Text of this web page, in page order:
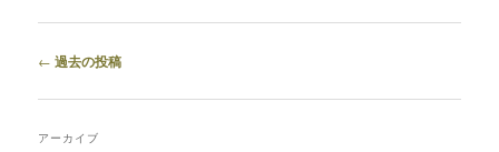
投
ナ
← 過去の投稿
アーカイブ